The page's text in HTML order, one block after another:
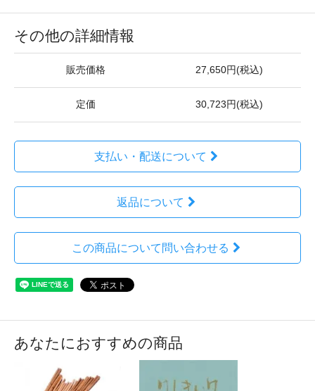
その他の詳細情報
販売価格 27,650円(税込)
定価 30,723円(税込)
支払い・配送について
返品について
この商品について問い合わせる
あなたにおすすめの商品